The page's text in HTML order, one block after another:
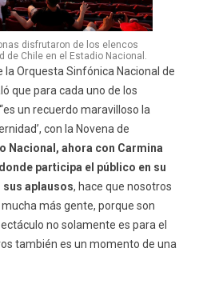
disfrutaron de los elencos
Chile en el Estadio Nacional.
la Orquesta Sinfónica Nacional de
que para cada uno de los
un recuerdo maravilloso la
con la Novena de
Nacional, ahora con Carmina
participa el público en su
sus aplausos, hace que nosotros
más gente, porque son
no solamente es para el
también es un momento de una